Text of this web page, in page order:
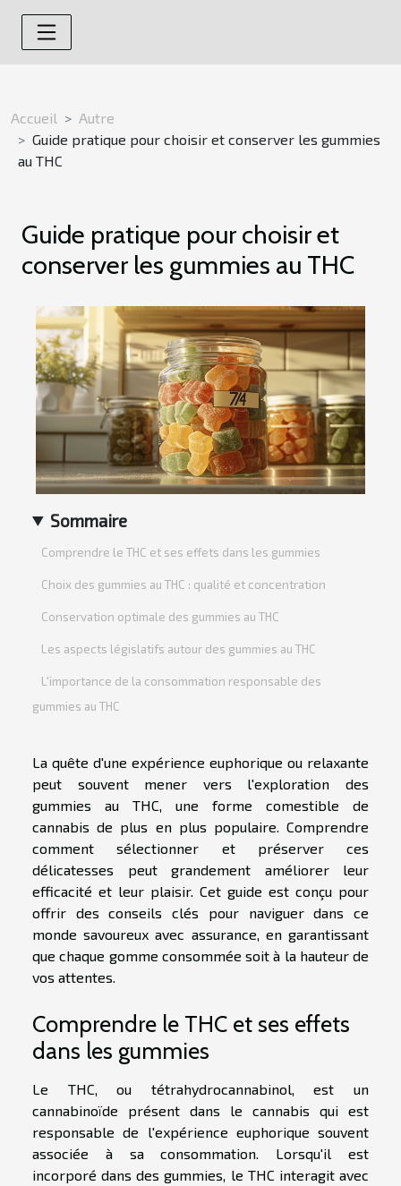
Accueil
Autre
Guide pratique pour choisir et conserver les gummies
au THC
Guide pratique pour choisir et
conserver les gummies au THC
Sommaire
Comprendre le THC et ses effets dans les gummies
Choix des gummies au THC : qualité et concentration
Conservation optimale des gummies au THC
Les aspects législatifs autour des gummies au THC
L'importance de la consommation responsable des
gummies au THC
La quête d'une expérience euphorique ou relaxante
peut souvent mener vers l'exploration des
gummies au THC, une forme comestible de
cannabis de plus en plus populaire. Comprendre
comment sélectionner et préserver ces
délicatesses peut grandement améliorer leur
efficacité et leur plaisir. Cet guide est conçu pour
offrir des conseils clés pour naviguer dans ce
monde savoureux avec assurance, en garantissant
que chaque gomme consommée soit à la hauteur de
vos attentes.
Comprendre le THC et ses effets
dans les gummies
Le THC, ou tétrahydrocannabinol, est un
cannabinoïde présent dans le cannabis qui est
responsable de l'expérience euphorique souvent
associée à sa consommation. Lorsqu'il est
incorporé dans des gummies, le THC interagit avec